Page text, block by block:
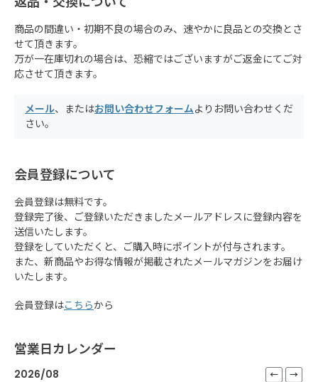
商品の間違い・初期不良の場合のみ、速やかに良品との交換とさ
せて頂きます。
万が一在庫切れの場合は、恐縮ではございますがご返金にてご対
応させて頂きます。
メール、またはお問い合わせフォームよりお問い合わせくだ
さい。
会員登録について
会員登録は無料です。
登録完了後、ご登録いただきましたメールアドレスに登録内容を
送信いたします。
登録をしていただくと、ご購入時にポイントが付与されます。
また、新商品やお得な情報が掲載されたメールマガジンをお届け
いたします。
会員登録はこちらから
営業日カレンダー
2026/08